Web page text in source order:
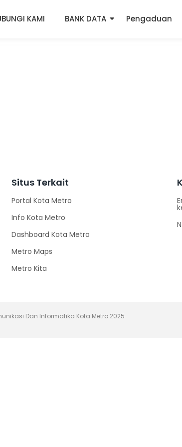
KAMI BANK DATA Pengaduan
Situs Terkait
Portal Kota Metro
Info Kota Metro
Dashboard Kota Metro
Metro Maps
Metro Kita
Dan Informatika Kota Metro 2025